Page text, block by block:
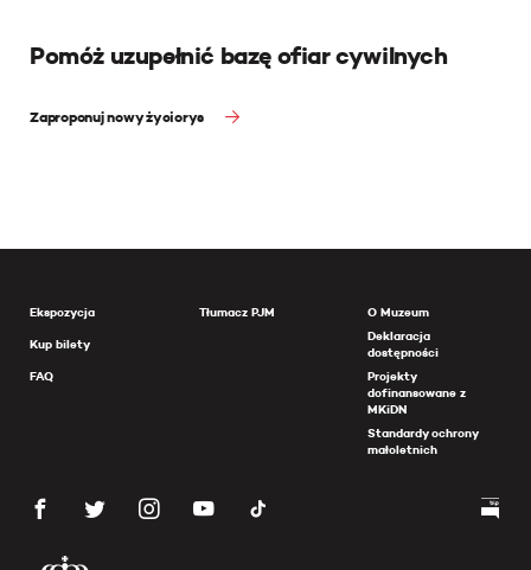
Pomóż uzupełnić bazę ofiar cywilnych
Zaproponuj nowy życiorys
Ekspozycja
Kup bilety
FAQ
Tłumacz PJM
O Muzeum
Deklaracja
dostępności
Projekty
dofinansowane z
MKiDN
Standardy ochrony
małoletnich